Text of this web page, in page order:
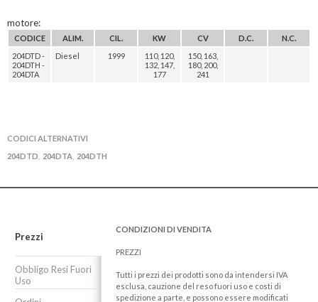
motore:
CODICE ALIM. CIL. KW CV D.C.
N.C.
204DTD -
204DTH -
204DTA
Diesel 1999
110, 120,
132, 147,
177
150, 163,
180, 200,
241
CODICI ALTERNATIVI
204DTD
204DTA 204DTH
Prezzi
Obbligo Resi Fuori
Uso
CONDIZIONI DI VENDITA
PREZZI
Tutti i prezzi dei prodotti sono da intendersi IVA
esclusa, cauzione del reso fuori uso e costi di
spedizione a parte, e possono essere modificati